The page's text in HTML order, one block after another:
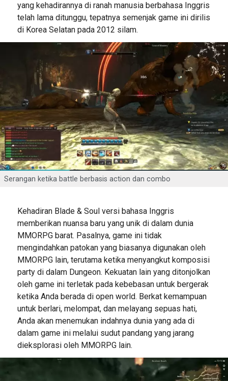
yang kehadirannya di ranah manusia berbahasa Inggris
telah lama ditunggu, tepatnya semenjak game ini dirilis
di Korea Selatan pada 2012 silam.
Serangan ketika battle berbasis action dan combo
Kehadiran Blade & Soul versi bahasa Inggris
memberikan nuansa baru yang unik di dalam dunia
MMORPG barat. Pasalnya, game ini tidak
mengindahkan patokan yang biasanya digunakan oleh
MMORPG lain, terutama ketika menyangkut komposisi
party di dalam Dungeon. Kekuatan lain yang ditonjolkan
oleh game ini terletak pada kebebasan untuk bergerak
ketika Anda berada di open world. Berkat kemampuan
untuk berlari, melompat, dan melayang sepuas hati,
Anda akan menemukan indahnya dunia yang ada di
dalam game ini melalui sudut pandang yang jarang
dieksplorasi oleh MMORPG lain.